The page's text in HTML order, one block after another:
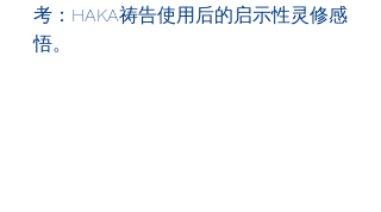
考：HAKA祷告使用后的启示性灵修感
悟。